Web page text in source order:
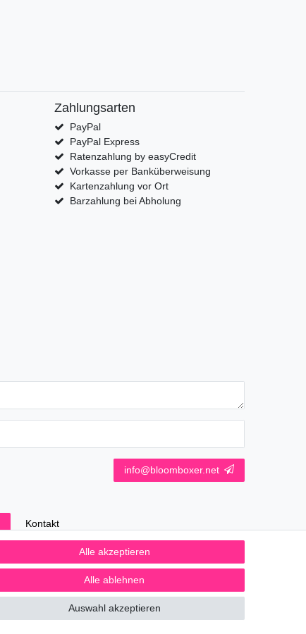
Zahlungsarten
PayPal
PayPal Express
Ratenzahlung by easyCredit
Vorkasse per Banküberweisung
Kartenzahlung vor Ort
Barzahlung bei Abholung
info@bloomboxer.net
Kontakt
Alle akzeptieren
Alle ablehnen
Auswahl akzeptieren